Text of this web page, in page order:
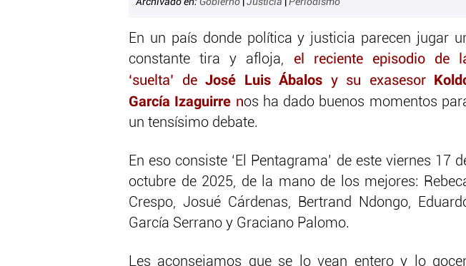
Archivado en: Gobierno Justicia Periodismo
En un país donde política y justicia parecen jugar
constante tira y afloja, el reciente episodio de
‘suelta’ de José Luis Ábalos y su exasesor
García Izaguirre nos ha dado buenos momentos
un tensísimo debate.
En eso consiste ‘El Pentagrama’ de este viernes 17
octubre de 2025, de la mano de los mejores:
Crespo, Josué Cárdenas, Bertrand Ndongo,
García Serrano y Graciano Palomo.
Les aconsejamos que se lo vean entero y lo